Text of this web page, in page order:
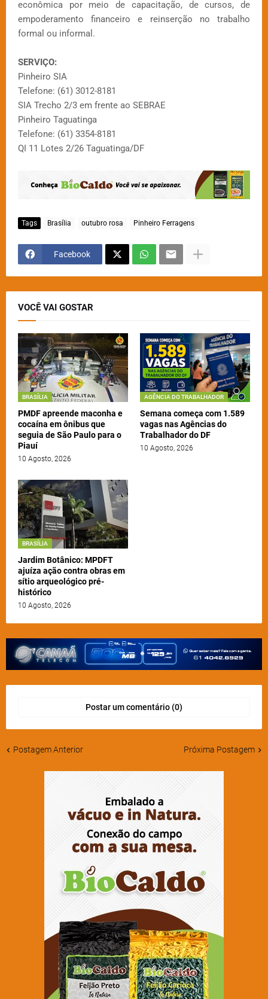
econômica por meio de capacitação, de cursos, de
empoderamento financeiro e reinserção no trabalho
formal ou informal.
SERVIÇO:
Pinheiro SIA
Telefone: (61) 3012-8181
SIA Trecho 2/3 em frente ao SEBRAE
Pinheiro Taguatinga
Telefone: (61) 3354-8181
QI 11 Lotes 2/26 Taguatinga/DF
Tags Brasília outubro rosa Pinheiro Ferragens
Facebook
VOCÊ VAI GOSTAR
BRASÍLIA
PMDF apreende maconha e
cocaína em ônibus que
seguia de São Paulo para o
Piauí
10 Agosto, 2026
AGÊNCIA DO TRABALHADOR
Semana começa com 1.589
vagas nas Agências do
Trabalhador do DF
10 Agosto, 2026
BRASÍLIA
Jardim Botânico: MPDFT
ajuíza ação contra obras em
sítio arqueológico pré-
histórico
10 Agosto, 2026
Postar um comentário (0)
Postagem Anterior Próxima Postagem